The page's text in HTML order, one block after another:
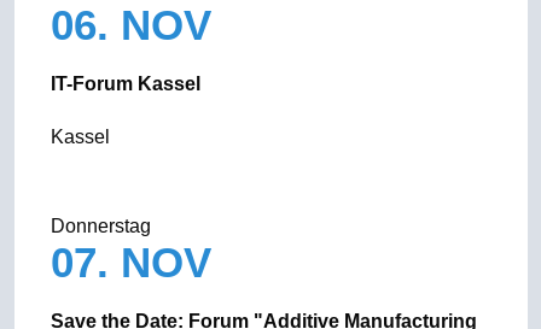
06. NOV
IT-Forum Kassel
Kassel
Donnerstag
07. NOV
Save the Date: Forum "Additive Manufacturing